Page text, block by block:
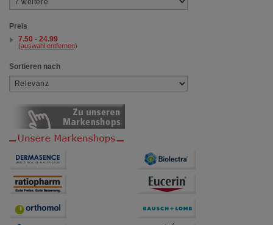
Preis
7.50 - 24.99
(auswahl entfernen)
Sortieren nach